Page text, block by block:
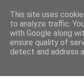
This site uses
to analyze traffic.
with Google along
ensure quality of
detect and address